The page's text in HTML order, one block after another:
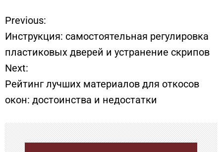
Н
а
в
и
г
а
Previous:
Инструкция: самостоятельная регулировка
пластиковых дверей и устранение скрипов
Next:
Рейтинг лучших материалов для откосов
окон: достоинства и недостатки